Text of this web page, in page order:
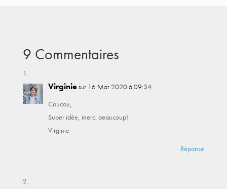
9 Commentaires
Virginiesur 16 Mar 2020 à 09:34
Coucou,
Super idée, merci beaucoup!
Virginie
Réponse